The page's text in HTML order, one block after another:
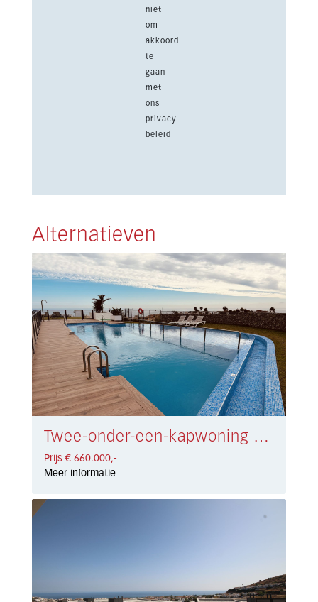
niet
om
akkoord
te
gaan
met
ons
privacy
beleid
Alternatieven
Twee-onder-een-kapwoning Riviera del Sol € 660.000,-
Prijs € 660.000,-
Meer informatie